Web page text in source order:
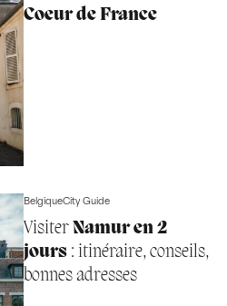
Coeur de France
BelgiqueCity Guide
Visiter Namur en 2
jours: itinéraire, conseils,
bonnes adresses